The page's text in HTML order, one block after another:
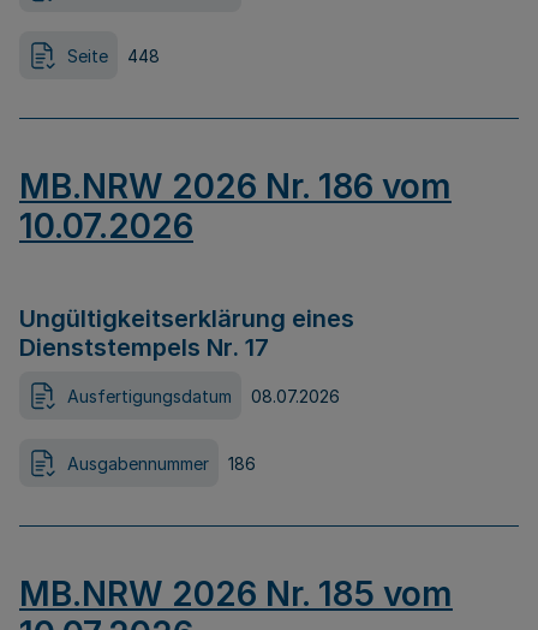
Seite 448
MB.NRW 2026 Nr. 186 vom
10.07.2026
Ungültigkeitserklärung eines
Dienststempels Nr. 17
Ausfertigungsdatum 08.07.2026
Ausgabennummer 186
MB.NRW 2026 Nr. 185 vom